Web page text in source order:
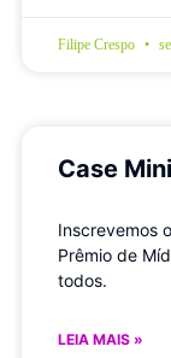
Filipe Crespo
Case
Inscrevemos
Prêmio de
todos.
LEIA MAIS »